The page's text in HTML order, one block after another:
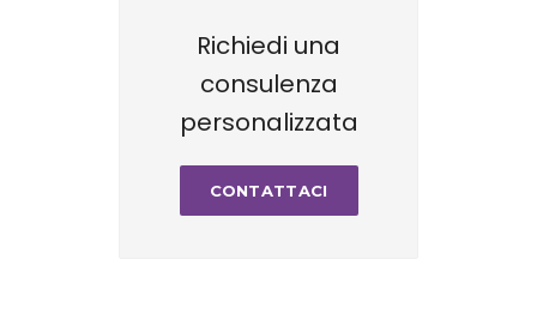
Richiedi una
consulenza
personalizzata
CONTATTACI